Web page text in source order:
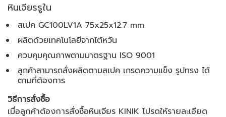
หินเจียรรูใน
สเปค GC100LV1A 75x25x12.7 mm.
ผลิตด้วยเทคโนโลยีจากไต้หวัน
ควบคุมคุณภาพตามมาตรฐาน ISO 9001
ลูกค้าสามารถสั่งผลิตตามสเปค เกรดความแข็ง รูปทรง ได้
ตามที่ต้องการ
วิธีการสั่งซื้อ
เมื่อลูกค้าต้องการสั่งซื้อหินเจียร KINIK โปรดให้รายละเอียด